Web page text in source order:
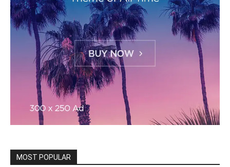
MOST POPULAR